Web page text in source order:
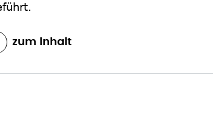
zum Inhalt